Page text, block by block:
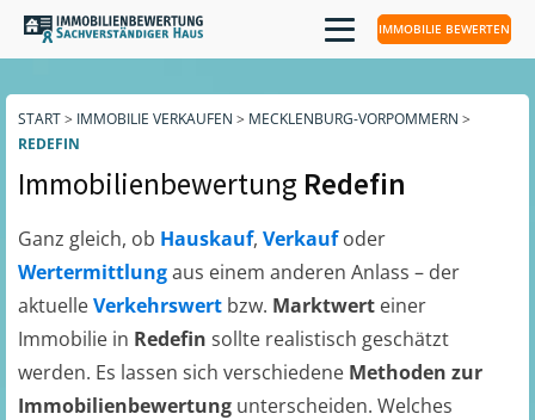
IMMOBILIE BEWERTEN
START> IMMOBILIE VERKAUFEN > MECKLENBURG-VORPOMMERN >
REDEFIN
Immobilienbewertung Redefin
Ganz gleich, ob Hauskauf, Verkaufoder
Wertermittlungaus einem anderen Anlass – der
aktuelleVerkehrswert bzw. Marktwert einer
Immobilie in Redefin sollte realistisch geschätzt
werden. Es lassen sich verschiedene Methoden zur
Immobilienbewertung unterscheiden. Welches